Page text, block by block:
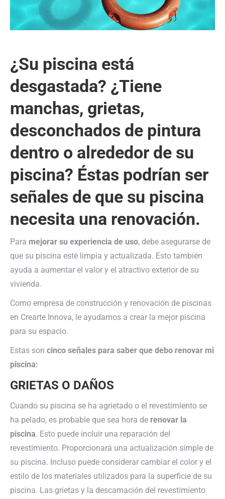
¿Su piscina está
desgastada? ¿Tiene
manchas, grietas,
desconchados de pintura
dentro o alrededor de su
piscina? Éstas podrían ser
señales de que su piscina
necesita una renovación.
Para mejorar su experiencia de uso, debe asegurarse de
que su piscina esté limpia y actualizada. Esto también
ayuda a aumentar el valor y el atractivo exterior de su
vivienda.
Como empresa de construcción y renovación de piscinas
en Crearte Innova, le ayudamos a crear la mejor piscina
para su espacio.
Estas son cinco señales para saber que debo renovar mi
piscina:
GRIETAS O DAÑOS
Cuando su piscina se ha agrietado o el revestimiento se
ha pelado, es probable que sea hora de renovar la
piscina. Esto puede incluir una reparación del
revestimiento. Proporcionará una actualización simple de
su piscina. Incluso puede considerar cambiar el color y el
estilo de los materiales utilizados para la superficie de su
piscina. Las grietas y la descamación del revestimiento